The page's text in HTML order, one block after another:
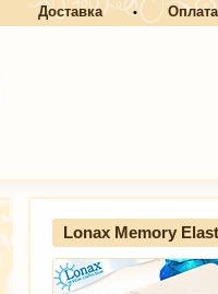
Доставка • Оплата
Lonax Memory